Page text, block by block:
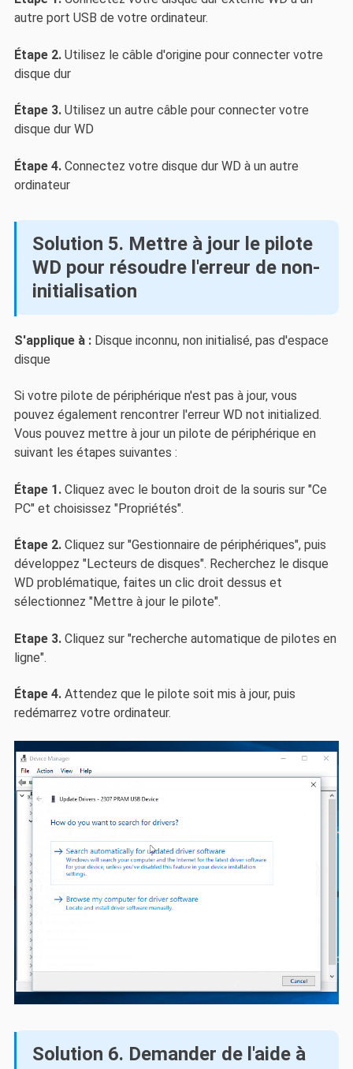
autre port USB de votre ordinateur.
Étape 2.Utilisez le câble d'origine pour connecter votre
disque dur
Étape 3.Utilisez un autre câble pour connecter votre
disque dur WD
Étape 4.Connectez votre disque dur WD à un autre
ordinateur
Solution 5. Mettre à jour le pilote
WD pour résoudre l'erreur de non-
initialisation
S'applique à :Disque inconnu, non initialisé, pas d'espace
disque
Si votre pilote de périphérique n'est pas à jour, vous
pouvez également rencontrer l'erreur WD not initialized.
Vous pouvez mettre à jour un pilote de périphérique en
suivant les étapes suivantes :
Étape 1.Cliquez avec le bouton droit de la souris sur "Ce
PC" et choisissez "Propriétés".
Étape 2.Cliquez sur "Gestionnaire de périphériques", puis
développez "Lecteurs de disques". Recherchez le disque
WD problématique, faites un clic droit dessus et
sélectionnez "Mettre à jour le pilote".
Etape 3. Cliquez sur "recherche automatique de pilotes en
ligne".
Étape 4.Attendez que le pilote soit mis à jour, puis
redémarrez votre ordinateur.
Solution 6. Demander de l'aide à